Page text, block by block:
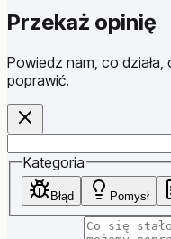
Przekaż opinię
Powiedz nam, co
poprawić.
Website
Kategoria
Błąd Pomysł